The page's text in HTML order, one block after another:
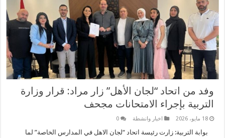
وفد من اتحاد “لجان الأهل” زار مراد: قرار وزارة
التربية بإجراء الامتحانات مجحف
18 مايو، 2026 اخبار وانشطة 0
بوابة التربية: زارت رئيسة اتحاد “لجان الاهل في المدارس الخاصة” لما